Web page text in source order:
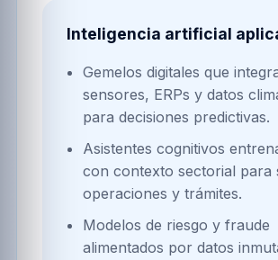
Inteligencia artificial
Gemelos digitales que
sensores, ERPs y datos
para decisiones predictivas.
Asistentes cognitivos
con contexto sectorial para
operaciones y trámites.
Modelos de riesgo y fraude
alimentados por datos